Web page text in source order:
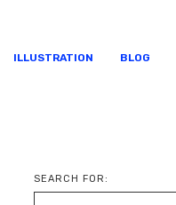
ILLUSTRATION BLOG
SEARCH FOR: